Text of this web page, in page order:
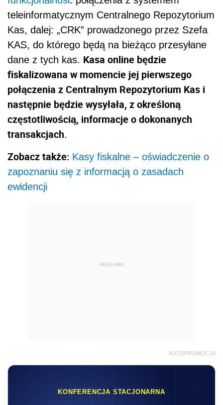
teleinformatycznym Centralnego Repozytorium
Kas, dalej: „CRK” prowadzonego przez Szefa
KAS, do którego będą na bieżąco przesyłane
dane z tych kas. Kasa online będzie
fiskalizowana w momencie jej pierwszego
połączenia z Centralnym Repozytorium Kas i
następnie będzie wysyłała, z określoną
częstotliwością, informacje o dokonanych
transakcjach.
Zobacz także: Kasy fiskalne – oświadczenie o
zapoznaniu się z informacją o zasadach
ewidencji
REKLAMA
AUTOPROMOCJA
KONFERENCJA STACJONARNA